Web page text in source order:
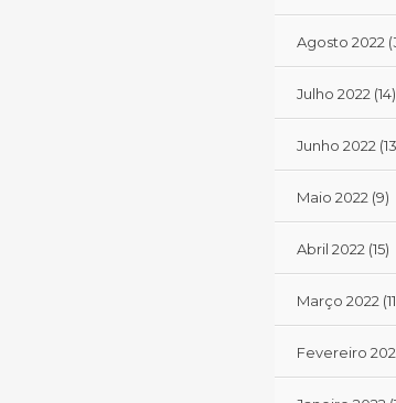
Agosto 2022
Julho 2022 (14)
Junho 2022
Maio 2022 (9)
Abril 2022 (15)
Março 2022
Fevereiro